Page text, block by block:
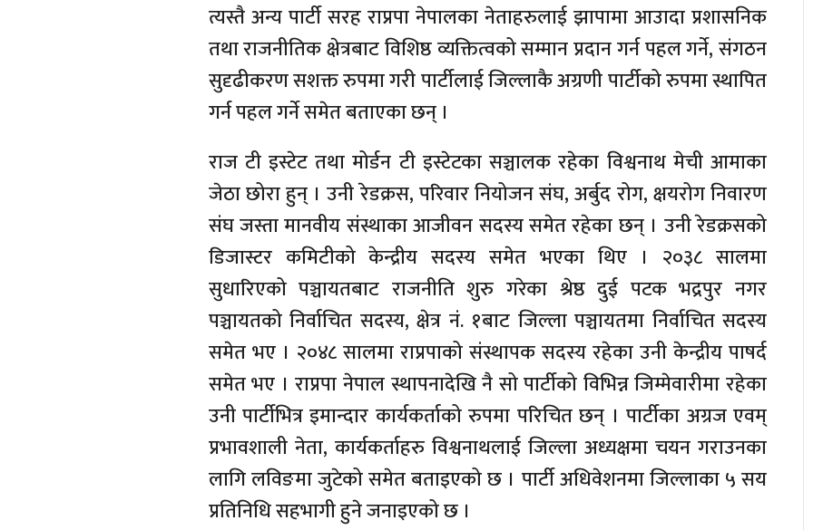
त्यस्तै अन्य पार्टी सरह राप्रपा नेपालका नेताहरुलाई झापामा आउादा प्रशासनिक
तथा राजनीतिक क्षेत्रबाट विशिष्ठ व्यक्तित्वको सम्मान प्रदान गर्न पहल गर्ने, संगठन
सुदृढीकरण सशक्त रुपमा गरी पार्टीलाई जिल्लाकै अग्रणी पार्टीको रुपमा स्थापित
गर्न पहल गर्ने समेत बताएका छन् ।
राज टी इस्टेट तथा मोर्डन टी इस्टेटका सञ्चालक रहेका विश्वनाथ मेची आमाका
जेठा छोरा हुन् । उनी रेडक्रस, परिवार नियोजन संघ, अर्बुद रोग, क्षयरोग निवारण
संघ जस्ता मानवीय संस्थाका आजीवन सदस्य समेत रहेका छन् । उनी रेडक्रसको
डिजास्टर कमिटीको केन्द्रीय सदस्य समेत भएका थिए । २०३८ सालमा
सुधारिएको पञ्चायतबाट राजनीति शुरु गरेका श्रेष्ठ दुई पटक भद्रपुर नगर
पञ्चायतको निर्वाचित सदस्य, क्षेत्र नं. १बाट जिल्ला पञ्चायतमा निर्वाचित सदस्य
समेत भए । २०४८ सालमा राप्रपाको संस्थापक सदस्य रहेका उनी केन्द्रीय पाषर्द
समेत भए । राप्रपा नेपाल स्थापनादेखि नै सो पार्टीको विभिन्न जिम्मेवारीमा रहेका
उनी पार्टीभित्र इमान्दार कार्यकर्ताको रुपमा परिचित छन् । पार्टीका अग्रज एवम्
प्रभावशाली नेता, कार्यकर्ताहरु विश्वनाथलाई जिल्ला अध्यक्षमा चयन गराउनका
लागि लविङमा जुटेको समेत बताइएको छ । पार्टी अधिवेशनमा जिल्लाका ५ सय
प्रतिनिधि सहभागी हुने जनाइएको छ ।